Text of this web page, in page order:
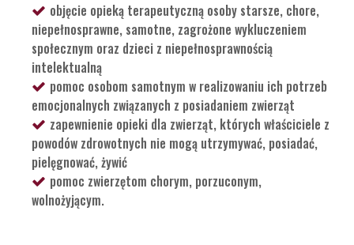
objęcie opieką terapeutyczną osoby starsze, chore,
niepełnosprawne, samotne, zagrożone wykluczeniem
społecznym oraz dzieci z niepełnosprawnością
intelektualną
pomoc osobom samotnym w realizowaniu ich potrzeb
emocjonalnych związanych z posiadaniem zwierząt
zapewnienie opieki dla zwierząt, których właściciele z
powodów zdrowotnych nie mogą utrzymywać, posiadać,
pielęgnować, żywić
pomoc zwierzętom chorym, porzuconym,
wolnożyjącym.